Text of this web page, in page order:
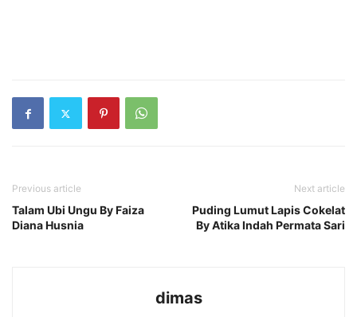
Previous article
Talam Ubi Ungu By Faiza
Diana Husnia
Next article
Puding Lumut Lapis Cokelat
By Atika Indah Permata Sari
dimas